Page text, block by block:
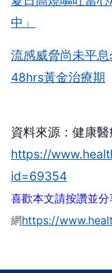
中」
流感威脅尚未平
48hrs黃金治療期
資料來源：健康醫
https://
id=69354
喜歡本文請按讚並分
網https://